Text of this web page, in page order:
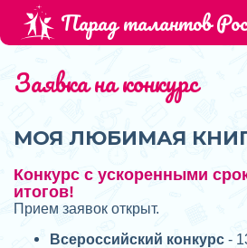
Парад талантов
Заявка на конкурс
МОЯ ЛЮБИМАЯ
Конкурс с ускоренными
итогов!
Прием заявок открыт.
Всероссийский конкурс -